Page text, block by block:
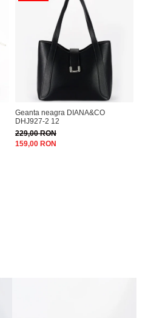
Geanta neagra DIANA&CO
DHJ927-2 12
229,00 RON
159,00 RON